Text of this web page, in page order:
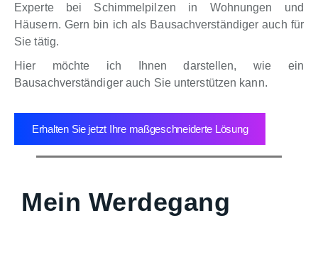
Experte bei Schimmelpilzen in Wohnungen und
Häusern. Gern bin ich als Bausachverständiger auch für
Sie tätig.
Hier möchte ich Ihnen darstellen, wie ein
Bausachverständiger auch Sie unterstützen kann.
Erhalten Sie jetzt Ihre maßgeschneiderte Lösung
Mein Werdegang